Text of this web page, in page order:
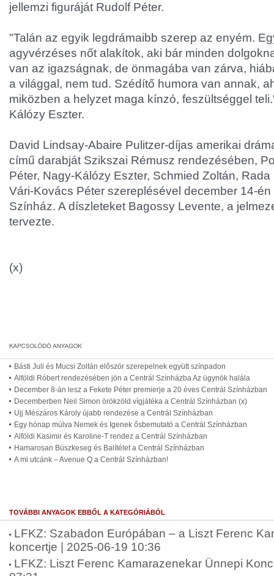
jellemzi figuráját Rudolf Péter.
"Talán az egyik legdrámaibb szerep az enyém.
agyvérzéses nőt alakítok, aki bár minden
van az igazságnak, de önmagába van zárva,
a világgal, nem tud. Szédítő humora van annak,
miközben a helyzet maga kínzó, feszültséggel
Kálózy Eszter.
David Lindsay-Abaire Pulitzer-díjas amerikai
című darabját Szikszai Rémusz rendezésében,
Péter, Nagy-Kálózy Eszter, Schmied Zoltán,
Vári-Kovács Péter szereplésével december 14-
Színház. A díszleteket Bagossy Levente, a
tervezte.
(x)
Básti Juli és Mucsi Zoltán először szerepelnek együtt színpadon
Alföldi Róbert rendezésében jön a Centrál Színházba Az ügynök halála
December 8-án lesz a Fekete Péter premierje a 20 éves Centrál Színházban
Decemberben Neil Simon örökzöld vígjátéka a Centrál Színházban (x)
Ujj Mészáros Károly újabb rendezése a Centrál Színházban
Egy hónap múlva Nemek és Igenek ősbemutató a Centrál Színházban
Alföldi Kasimir és Karoline-T rendez a Centrál Színházban
Hamarosan Büszkeseg és Balítélet a Centrál Színházban
A mi utcánk – Avenue Q a Centrál Színházban!
TOVÁBBI ANYAGOK EBBŐL A KATEGÓRIÁBÓL
LFKZ: Szabadon Európában – a Liszt Ferenc
koncertje | 2025-06-19 10:36
LFKZ: Liszt Ferenc Kamarazenekar Ünnepi